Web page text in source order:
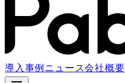
導入事例 ニュース会社概要